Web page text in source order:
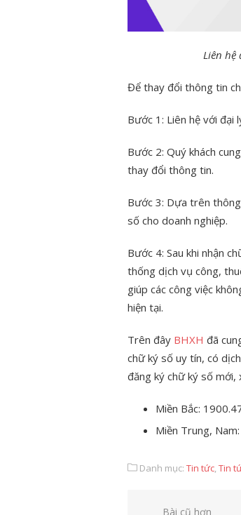
Liên hệ
Để thay đổi thông tin
Bước 1: Liên hệ với đại
Bước 2: Quý khách
thay đổi thông tin.
Bước 3: Dựa trên
số cho doanh nghiệp.
Bước 4: Sau khi nhận
thống dịch vụ công,
giúp các công việc
hiện tại.
Trên đây BHXH đã
chữ ký số uy tín, có
đăng ký chữ ký số
Miền Bắc:
Miền Trung,
Danh mục: Tin tức,Tin
Bài cũ hơn